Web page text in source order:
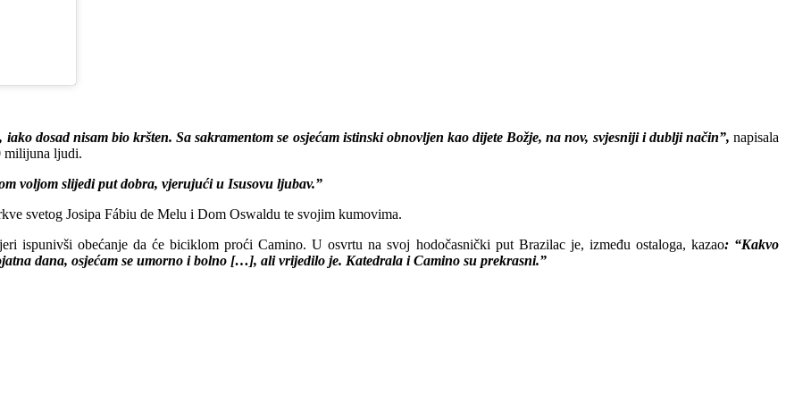
dosad nisam bio kršten. Sa sakramentom se osjećam istinski obnovljen kao dijete Božje, na nov, svjesniji i dublji način”, napisala
milijuna ljudi.
voljom slijedi put dobra, vjerujući u Isusovu ljubav.”
svetog Josipa Fábiu de Melu i Dom Oswaldu te svojim kumovima.
ispunivši obećanje da će biciklom proći Camino. U osvrtu na svoj hodočasnički put Brazilac je, između ostaloga, kazao: “Kakvo
dana, osjećam se umorno i bolno […], ali vrijedilo je. Katedrala i Camino su prekrasni.”